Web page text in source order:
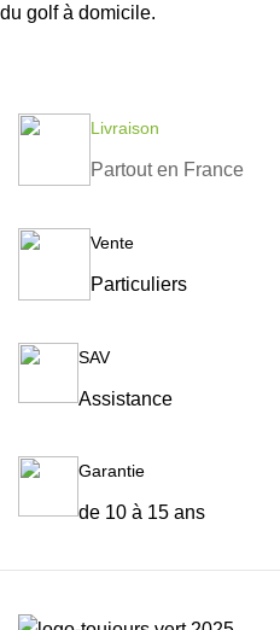
du golf à domicile.
Livraison
Partout en France
Vente
Particuliers
SAV
Assistance
Garantie
de 10 à 15 ans